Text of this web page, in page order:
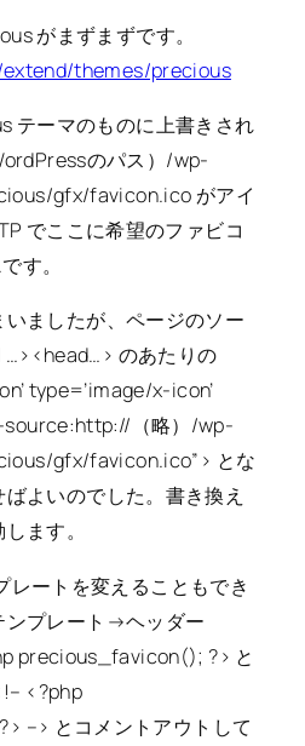
がまずまずです。
themes/precious
テーマのものに上書きされ
のパス）/wp-
gfx/favicon.ico がアイ
でここに希望のファビコ
す。
ましたが、ページのソー
のあたりの
type=’image/x-icon’
（略）/wp-
gfx/favicon.ico”> とな
よいのでした。書き換え
ます。
レートを変えることもでき
プレート→ヘッダー
precious_favicon(); ?> と
<?php
–> とコメントアウトして